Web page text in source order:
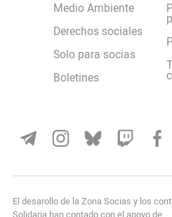
Medio Ambiente
Derechos sociales
Solo para socias
Boletines
El desarollo de la Zona Socias y los